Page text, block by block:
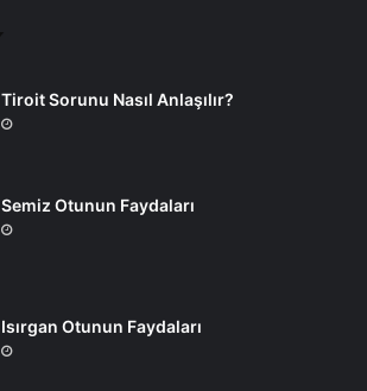
Tiroit Sorunu Nasıl Anlaşılır?
Semiz Otunun Faydaları
Isırgan Otunun Faydaları